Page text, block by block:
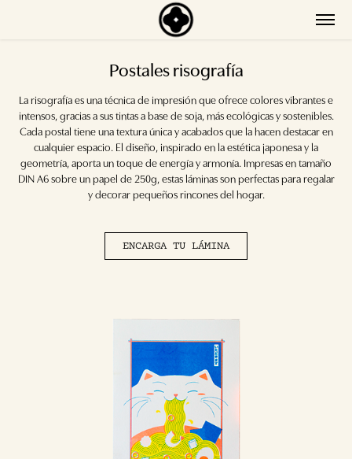
Postales risografía
La risografía es una técnica de impresión que ofrece colores vibrantes e
intensos, gracias a sus tintas a base de soja, más ecológicas y sostenibles.
Cada postal tiene una textura única y acabados que la hacen destacar en
cualquier espacio. El diseño, inspirado en la estética japonesa y la
geometría, aporta un toque de energía y armonía. Impresas en tamaño
DIN A6 sobre un papel de 250g, estas láminas son perfectas para regalar
y decorar pequeños rincones del hogar.
ENCARGA TU LÁMINA